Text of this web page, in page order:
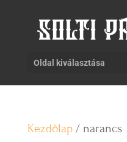
Oldal kiválasztása
Kezdőlap/ narancs